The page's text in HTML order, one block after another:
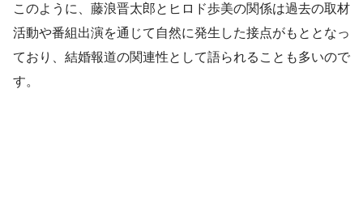
このように、藤浪晋太郎とヒロド歩美の関係は過去の取材
活動や番組出演を通じて自然に発生した接点がもととなっ
ており、結婚報道の関連性として語られることも多いので
す。